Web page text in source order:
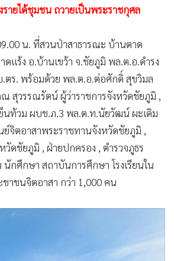
รายได้ชุมชน ถวายเป็นพระราชกุศล
น. ที่สวนป่าสาธารณะ บ้านตาด
แร้ง อ.บ้านเขว้า จ.ชัยภูมิ พล.ต.อ.ดำรง
ตร. พร้อมด้วย พล.ต.อ.ต่อศักดิ์ สุขวิมล
สุวรรณรัตน์ ผู้ว่าราชการจังหวัดชัยภูมิ ,
นท้วม ผบช.ภ.3 พล.ต.ท.นัยวัฒน์ ผะเดิม
จิตอาสาพระราชทานจังหวัดชัยภูมิ ,
วัดชัยภูมิ , ฝ่ายปกครอง , ตำรวจภูธร
กศึกษา สถาบันการศึกษา โรงเรียนใน
าชนจิตอาสา กว่า 1,000 คน